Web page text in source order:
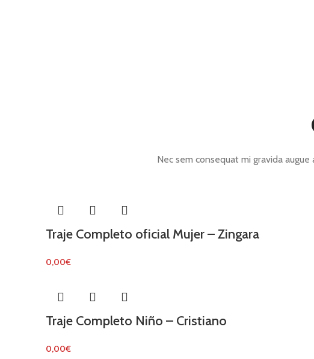
Nec sem consequat mi gravida
Traje Completo oficial Mujer – Zingara
0,00€
Traje Completo Niño – Cristiano
0,00€